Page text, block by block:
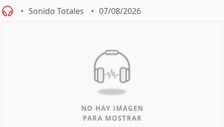
Sonido Totales 07/08/2026